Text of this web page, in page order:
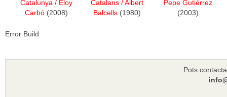
Catalunya / Eloy
Carbó(2008)
Catalans /Albert
Balcells (1980)
Pepe Gutiérrez
(2003)
Error Build
Pots